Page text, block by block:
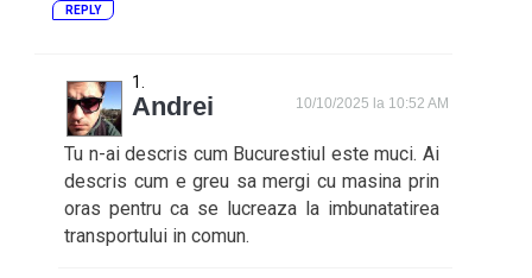
REPLY
Andrei 10/10/2025 la 10:52 AM
Tu n-ai descris cum Bucurestiul este muci. Ai
descris cum e greu sa mergi cu masina prin
oras pentru ca se lucreaza la imbunatatirea
transportului in comun.